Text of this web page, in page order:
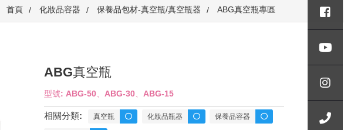
PETG面霜瓶/PETG塑膠面霜
AB真空瓶專區
API真空瓶專區
APL真空瓶專區
APS真空瓶專區
20牙 壓頭/噴頭
壓克力水瓶/真空瓶-H專區
壓克力水瓶/真空瓶-ID專區
首頁 化妝品容器 保養品包材-真空瓶/真空瓶器 ABG真空瓶專區
ABG真空瓶
型號: ABG-50、ABG-30、ABG-15
相關分類: 真空瓶 化妝品瓶器 保養品容器